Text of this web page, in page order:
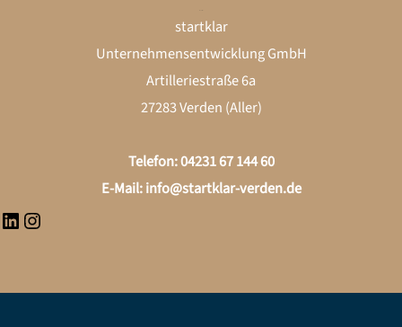
startklar
Unternehmensentwicklung GmbH
Artilleriestraße 6a
27283 Verden (Aller)
Telefon: 04231 67 144 60
E-Mail:info@startklar-verden.de